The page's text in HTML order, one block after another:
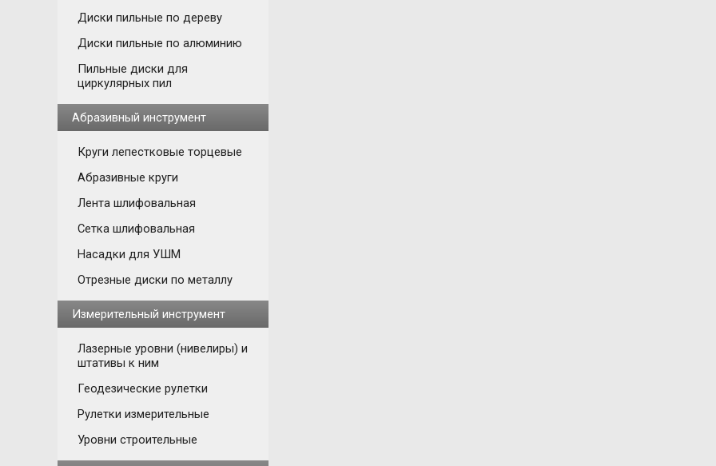
Диски пильные по дереву
Диски пильные по алюминию
Пильные диски для
циркулярных пил
Абразивный инструмент
Круги лепестковые торцевые
Абразивные круги
Лента шлифовальная
Сетка шлифовальная
Насадки для УШМ
Отрезные диски по металлу
Измерительный инструмент
Лазерные уровни (нивелиры) и
штативы к ним
Геодезические рулетки
Рулетки измерительные
Уровни строительные